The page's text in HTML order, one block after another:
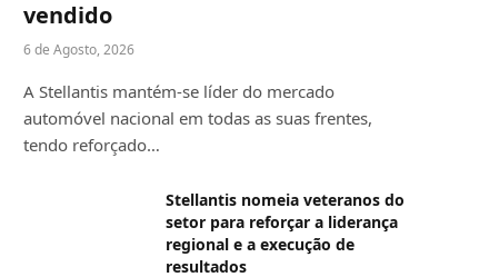
vendido
6 de Agosto, 2026
A Stellantis mantém-se líder do mercado
automóvel nacional em todas as suas frentes,
tendo reforçado…
Stellantis nomeia veteranos do
setor para reforçar a liderança
regional e a execução de
resultados